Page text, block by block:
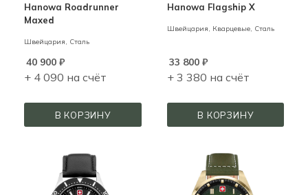
Hanowa Roadrunner
Maxed
Швейцария, Сталь
40 900 ₽
+ 4 090 на счёт
В КОРЗИНУ
Hanowa Flagship X
Швейцария, Кварцевые, Сталь
33 800₽
+ 3 380 на счёт
В КОРЗИНУ